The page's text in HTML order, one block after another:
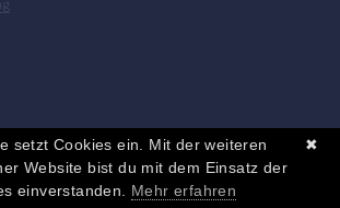
✖
setzt Cookies ein. Mit der weiteren
Website bist du mit dem Einsatz der
einverstanden. Mehr erfahren